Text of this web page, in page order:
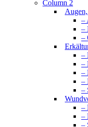
Column 2
–
–
–
–
–
–
–
–
–
–
–